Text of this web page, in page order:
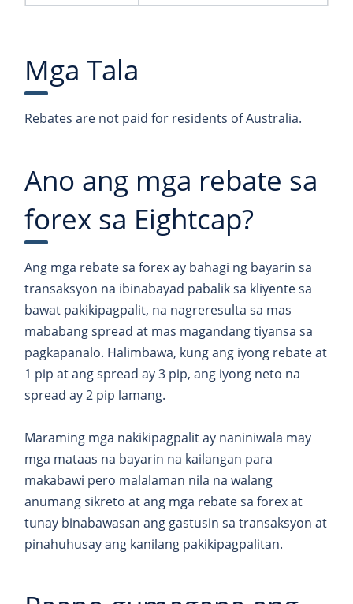
Mga Tala
Rebates are not paid for residents of Australia.
Ano ang mga rebate sa
forex sa Eightcap?
Ang mga rebate sa forex ay bahagi ng bayarin sa
transaksyon na ibinabayad pabalik sa kliyente sa
bawat pakikipagpalit, na nagreresulta sa mas
mababang spread at mas magandang tiyansa sa
pagkapanalo. Halimbawa, kung ang iyong rebate at
1 pip at ang spread ay 3 pip, ang iyong neto na
spread ay 2 pip lamang.
Maraming mga nakikipagpalit ay naniniwala may
mga mataas na bayarin na kailangan para
makabawi pero malalaman nila na walang
anumang sikreto at ang mga rebate sa forex at
tunay binabawasan ang gastusin sa transaksyon at
pinahuhusay ang kanilang pakikipagpalitan.